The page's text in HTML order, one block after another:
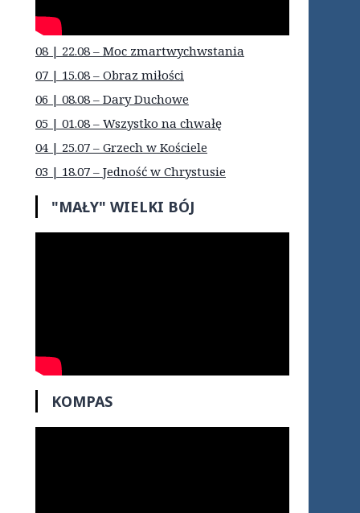
08 | 22.08 – Moc zmartwychwstania
07 | 15.08 – Obraz miłości
06 | 08.08 – Dary Duchowe
05 | 01.08 – Wszystko na chwałę
04 | 25.07 – Grzech w Kościele
03 | 18.07 – Jedność w Chrystusie
"MAŁY" WIELKI BÓJ
KOMPAS